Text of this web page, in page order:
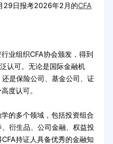
日报考2026年2月的CFA
业组织CFA协会颁发，得到
认可。无论是国际金融机
是保险公司、基金公司、证
度认可。
的多个领域，包括投资组合
衍生品、公司金融、权益投
持证人具备优秀的金融知